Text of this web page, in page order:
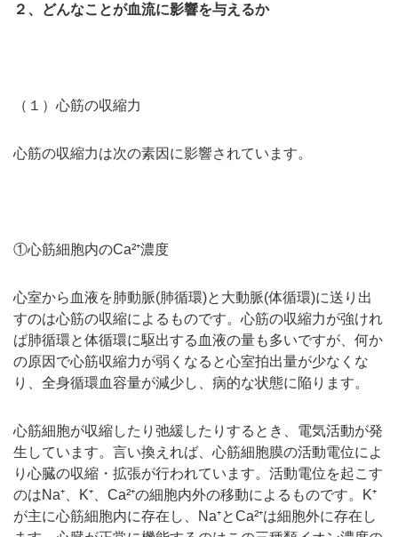
２、どんなことが血流に影響を与えるか
（１）心筋の収縮力
心筋の収縮力は次の素因に影響されています。
①心筋細胞内のCa²⁺濃度
心室から血液を肺動脈(肺循環)と大動脈(体循環)に送り出
すのは心筋の収縮によるものです。心筋の収縮力が強けれ
ば肺循環と体循環に駆出する血液の量も多いですが、何か
の原因で心筋収縮力が弱くなると心室拍出量が少なくな
り、全身循環血容量が減少し、病的な状態に陥ります。
心筋細胞が収縮したり弛緩したりするとき、電気活動が発
生しています。言い換えれば、心筋細胞膜の活動電位によ
り心臓の収縮・拡張が行われています。活動電位を起こす
のはNa⁺、K⁺、Ca²⁺の細胞内外の移動によるものです。K⁺
が主に心筋細胞内に存在し、Na⁺とCa²⁺は細胞外に存在し